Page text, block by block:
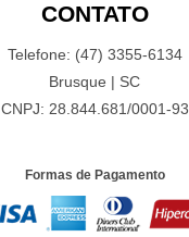
CONTATO
Telefone: (47) 3355-6134
Brusque | SC
CNPJ: 28.844.681/0001-93
Formas de Pagamento